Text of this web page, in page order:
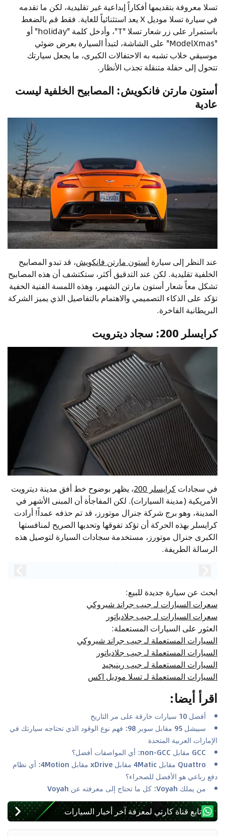
تسلا معروفة بتقديمها أفكاراً إبداعية غير تقليدية، لكن ما تقدمه
في سيارة تسلا موديل X يعد استثنائياً للغاية. فقط قم بالضغط
باستمرار على زر شعار تسلا "T"، وأدخل كلمة "holiday" أو
"ModelXmas" على الشاشة، لتبدأ السيارة بعرض ضوئي
موسيقي خلاب تشبه به الاحتفالات الكبرى، ما يجعل سيارتك
تتحول إلى حفلة متنقلة تجذب الأنظار.
أستون مارتن فانكويش: المصابيح الخلفية ليست
عادية
عند النظر إلى سيارة أستون مارتن فانكويش، قد تبدو المصابيح
الخلفية تقليدية. لكن عند التدقيق أكثر، ستكتشف أن هذه المصابيح
تشكل معاً شعار أستون مارتن الشهير، وهذه اللمسة الفنية الخفية
تؤكد على الذكاء التصميمي والاهتمام بالتفاصيل الذي يميز الشركة
البريطانية الفاخرة.
كرايسلر 200: سجاد ديترويت
في سجادات كرايسلر 200
، يظهر بوضوح خط أفق مدينة ديترويت
الأمريكية (مدينة السيارات). لكن المفاجأة أن المبنى الأشهر في
المدينة، وهو برج شركة جنرال موتورز، قد تم حذفه عمداً! أرادت
كرايسلر بهذه الحركة أن تؤكد تفوقها وتحديها الصريح لمنافستها
الكبرى جنرال موتورز، مستخدمة سجادات السيارة لتوصيل هذه
الرسالة الطريفة.
ابحث عن سيارة جديدة للبيع:
سعرات السيارات لـ جيب جراند شيروكي
سعرات السيارات لـ جيب جلادياتور
العثور على السيارات المستعملة:
السيارات المستعملة لـ جيب جراند شيروكي
السيارات المستعملة لـ جيب جلادياتور
السيارات المستعملة لـ جيب رينيجيد
السيارات المستعملة لـ تسلا موديل اكس
اقرأ أيضا:
أفضل 10 سيارات خارقة على مر التاريخ
سبيشل 95 مقابل سوبر 98: فهم نوع الوقود الذي تحتاجه سيارتك في
الإمارات العربية المتحدة
GCC مقابل non-GCC: أي المواصفات أفضل؟
Quattro مقابل 4Matic مقابل xDrive مقابل 4Motion: أي نظام
دفع رباعي هو الأفضل للصحراء؟
من يملك Voyah: كل ما تحتاج إلى معرفته عن Voyah
تابع قناة كارتي لمعرفة آخر أخبار السيارات